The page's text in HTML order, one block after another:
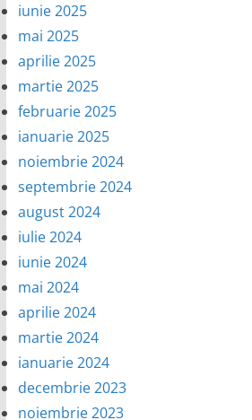
iunie 2025
mai 2025
aprilie 2025
martie 2025
februarie 2025
ianuarie 2025
noiembrie 2024
septembrie 2024
august 2024
iulie 2024
iunie 2024
mai 2024
aprilie 2024
martie 2024
ianuarie 2024
decembrie 2023
noiembrie 2023